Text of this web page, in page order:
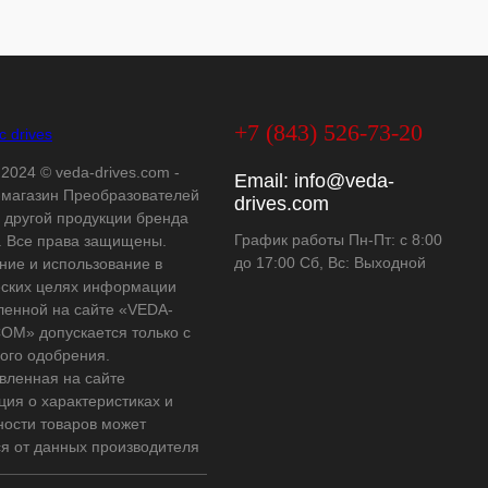
© veda-drives.com -
Преобразователей
другой продукции бренда
Все права защищены.
и использование в
целях информации
на сайте «VEDA-
допускается только с
одобрения.
на сайте
о характеристиках и
товаров может
от данных производителя
+7 (843) 526-73-20
Email: info@veda-
drives.com
График работы Пн-Пт: с 8:00
до 17:00 Сб, Вс: Выходной